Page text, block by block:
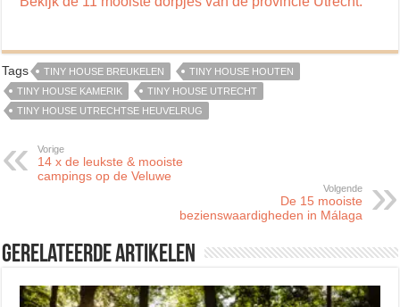
Tags TINY HOUSE BREUKELEN
TINY HOUSE HOUTEN
TINY HOUSE KAMERIK
TINY HOUSE UTRECHT
TINY HOUSE UTRECHTSE HEUVELRUG
Vorige
14 x de leukste & mooiste
campings op de Veluwe
Volgende
De 15 mooiste
bezienswaardigheden in Málaga
Gerelateerde artikelen